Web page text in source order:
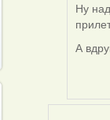
In
reply
to
Ну
А